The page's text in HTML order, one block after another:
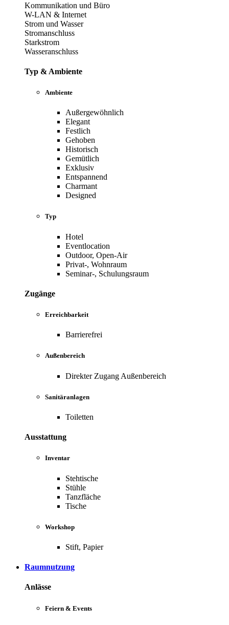
Kommunikation und Büro
W-LAN & Internet
Strom und Wasser
Stromanschluss
Starkstrom
Wasseranschluss
Typ & Ambiente
Ambiente
Außergewöhnlich
Elegant
Festlich
Gehoben
Historisch
Gemütlich
Exklusiv
Entspannend
Charmant
Designed
Typ
Hotel
Eventlocation
Outdoor, Open-Air
Privat-, Wohnraum
Seminar-, Schulungsraum
Zugänge
Erreichbarkeit
Barrierefrei
Außenbereich
Direkter Zugang Außenbereich
Sanitäranlagen
Toiletten
Ausstattung
Inventar
Stehtische
Stühle
Tanzfläche
Tische
Workshop
Stift, Papier
Raumnutzung
Anlässe
Feiern & Events